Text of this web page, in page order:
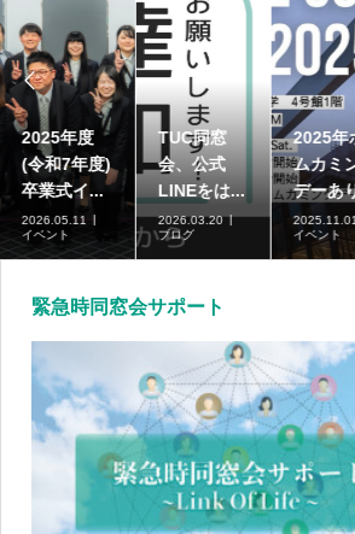

高崎商科大
学短期大学
部の募集...
2026.07.01
ブログ
2025年度
(令和7年度)
卒業式イ...
2026.05.11
イベント
TUC同
会、公
LINEを
2026.03.20
ブログ
緊急時同窓会サポート